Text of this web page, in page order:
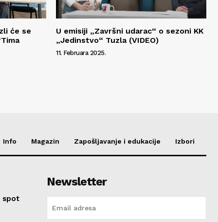
će se
U emisiji „Završni udarac“ o sezoni KK
„Jedinstvo“ Tuzla (VIDEO)
11. Februara 2025.
Info Magazin Zapošljavanje i edukacije Izbori
spot
Newsletter